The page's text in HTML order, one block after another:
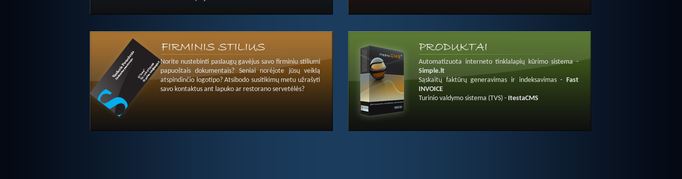
Norite nustebinti paslaugų gavėjus savo firminiu stiliumi
papuoštais dokumentais? Seniai norėjote jūsų veiklą
atspindinčio logotipo? Atsibodo susitikimų metu užrašyti
savo kontaktus ant lapuko ar restorano servetėlės?
Automatizuota interneto tinklalapių kūrimo sistema -
Simple.lt
Sąskaitų faktūrų generavimas ir indeksavimas - Fast
INVOICE
Turinio valdymo sistema (TVS) - ItestaCMS